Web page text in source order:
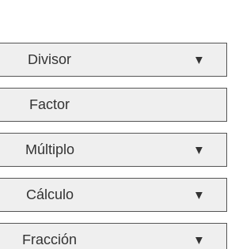
Divisor ▼
Factor
Múltiplo ▼
Cálculo ▼
Fracción ▼